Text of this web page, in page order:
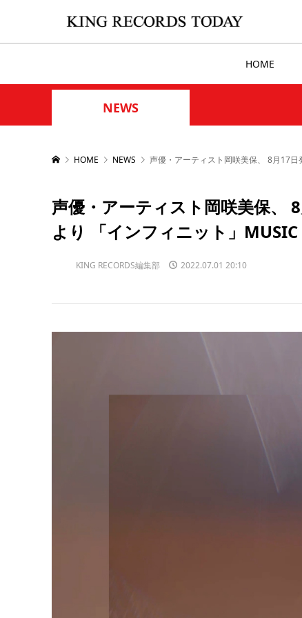
HOME
NEWS
HOME NEWS 声優・アーティスト岡咲美保、 8月17
声優・アーティスト岡咲美保、
より 「インフィニット」
KING RECORDS編集部 2022.07.01 20:10